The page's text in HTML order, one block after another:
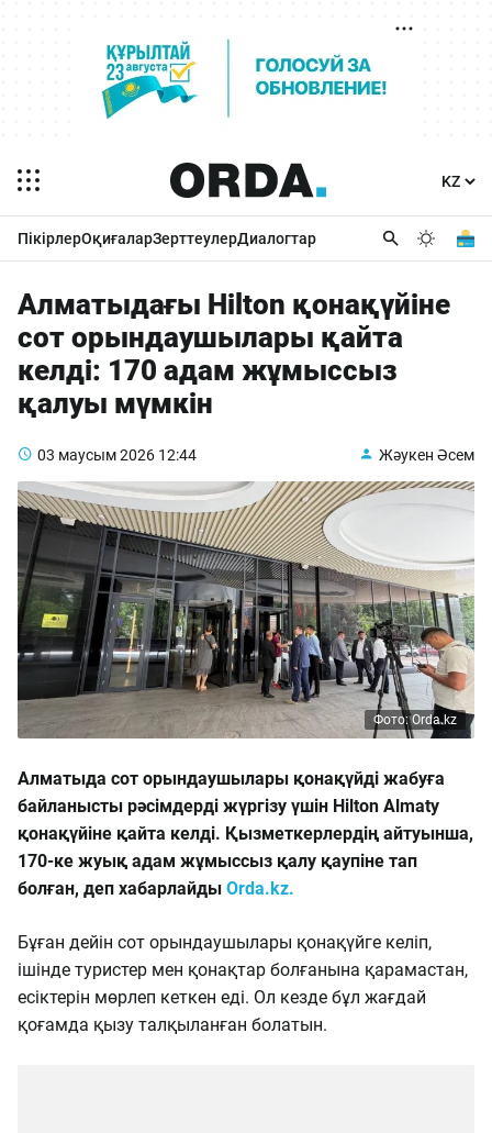
ПікірлерОқиғаларЗерттеулерДиалогтар
Алматыдағы Hilton қонақүйіне
сот орындаушылары қайта
келді: 170 адам жұмыссыз
қалуы мүмкін
03 маусым 2026 12:44 Жәукен Әсем
Фото: Orda.kz
Алматыда сот орындаушылары қонақүйді жабуға
байланысты рәсімдерді жүргізу үшін Hilton Almaty
қонақүйіне қайта келді. Қызметкерлердің айтуынша,
170-ке жуық адам жұмыссыз қалу қаупіне тап
болған, деп хабарлайды Orda.kz.
Бұған дейін сот орындаушылары қонақүйге келіп,
ішінде туристер мен қонақтар болғанына қарамастан,
есіктерін мөрлеп кеткен еді. Ол кезде бұл жағдай
қоғамда қызу талқыланған болатын.